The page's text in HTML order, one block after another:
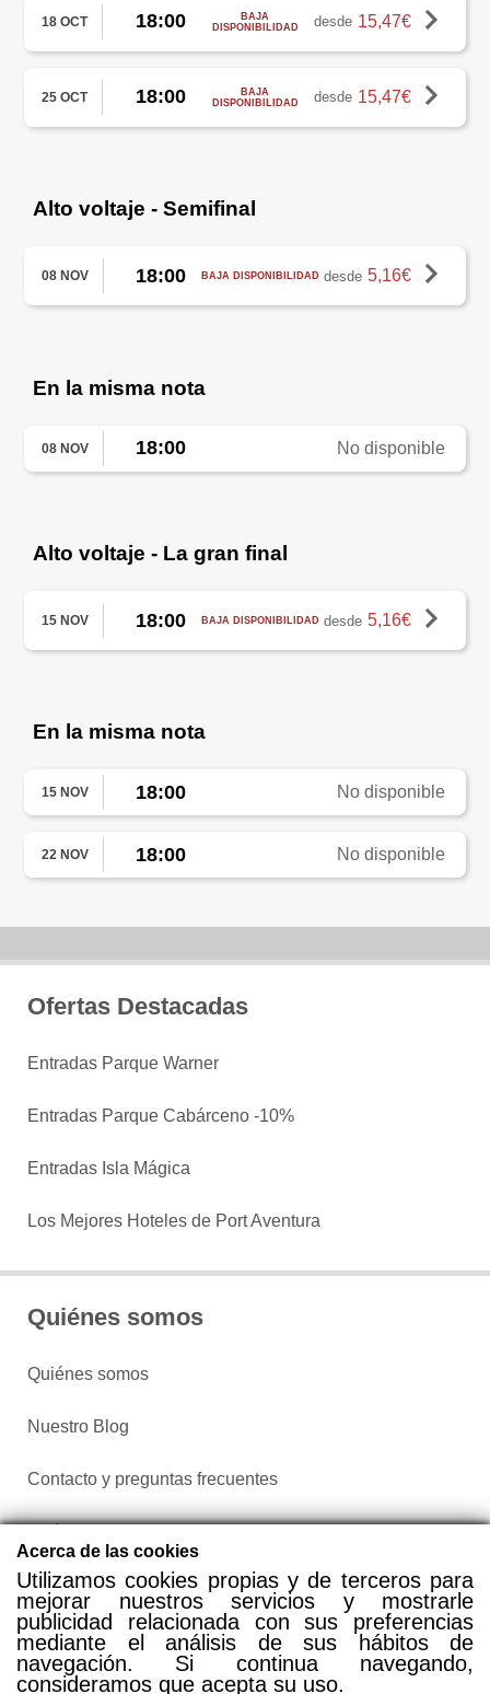
18 OCT 18:00
BAJA
DISPONIBILIDAD
desde 15,47€
25 OCT 18:00
BAJA
DISPONIBILIDAD
desde 15,47€
Alto voltaje - Semifinal
08 NOV 18:00 BAJA DISPONIBILIDAD desde 5,16€
En la misma nota
08 NOV 18:00 No disponible
Alto voltaje - La gran final
15 NOV 18:00 BAJA DISPONIBILIDAD desde 5,16€
En la misma nota
15 NOV 18:00 No disponible
22 NOV 18:00 No disponible
Ofertas Destacadas
Entradas Parque Warner
Entradas Parque Cabárceno -10%
Entradas Isla Mágica
Los Mejores Hoteles de Port Aventura
Quiénes somos
Quiénes somos
Nuestro Blog
Contacto y preguntas frecuentes
Configurar cookies
Acerca de las cookies
Utilizamos cookies propias y de terceros para
mejorar nuestros servicios y mostrarle
publicidad relacionada con sus preferencias
mediante el análisis de sus hábitos de
navegación. Si continua navegando,
consideramos que acepta su uso.